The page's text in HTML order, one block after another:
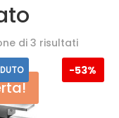
di 3 risultatiOrdina
in
base
-53%